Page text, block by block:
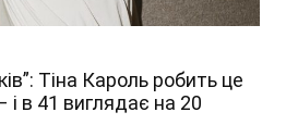
Тіна Кароль робить це
і в 41 виглядає на 20